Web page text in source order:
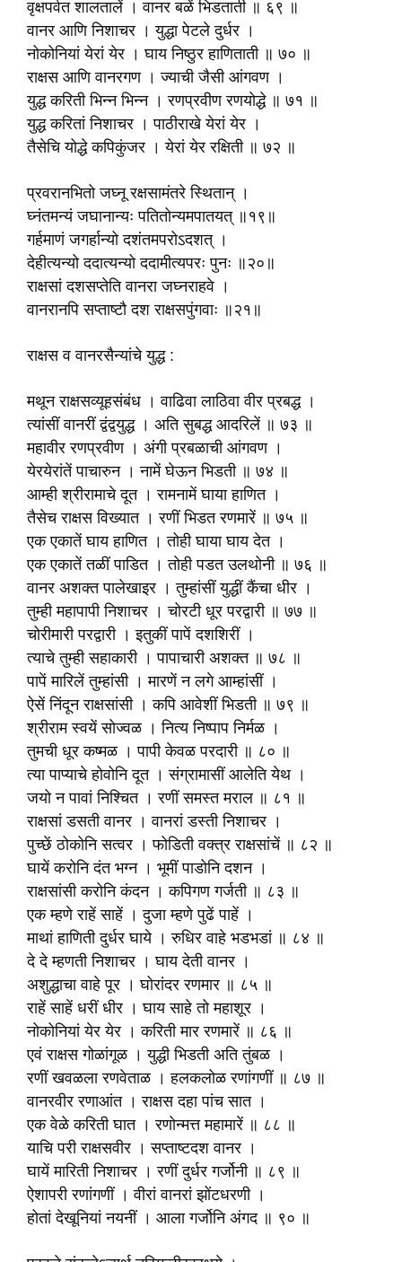
वृक्षपर्वत शालतालें । वानर बळें भिडताती ॥ ६९ ॥
वानर आणि निशाचर । युद्धा पेटले दुर्धर ।
नोकोनियां येरां येर । घाय निष्ठुर हाणिताती ॥ ७० ॥
राक्षस आणि वानरगण । ज्याची जैसी आंगवण ।
युद्ध करिती भिन्न भिन्न । रणप्रवीण रणयोद्धे ॥ ७१ ॥
युद्ध करितां निशाचर । पाठीराखे येरां येर ।
तैसेचि योद्धे कपिकुंजर । येरां येर रक्षिती ॥ ७२ ॥
प्रवरानभितो जघ्नू रक्षसामंतरे स्थितान् ।
घ्नंतमन्यं जघानान्यः पतितोन्यमपातयत् ॥१९॥
गर्हमाणं जगर्हान्यो दशंतमपरोऽदशत् ।
देहीत्यन्यो ददात्यन्यो ददामीत्यपरः पुनः ॥२०॥
राक्षसां दशसप्तेति वानरा जघ्नराहवे ।
वानरानपि सप्ताष्टौ दश राक्षसपुंगवाः ॥२१॥
राक्षस व वानरसैन्यांचे युद्ध :
मथून राक्षसव्यूहसंबंध । वाढिवा लाठिवा वीर प्रबद्ध ।
त्यांसीं वानरीं द्वंद्वयुद्ध । अति सुबद्ध आदरिलें ॥ ७३ ॥
महावीर रणप्रवीण । अंगी प्रबळाची आंगवण ।
येरयेरांतें पाचारुन । नामें घेऊन भिडती ॥ ७४ ॥
आम्ही श्रीरामाचे दूत । रामनामें घाया हाणित ।
तैसेच राक्षस विख्यात । रणीं भिडत रणमारें ॥ ७५ ॥
एक एकातें घाय हाणित । तोही घाया घाय देत ।
एक एकातें तळीं पाडित । तोही पडत उलथोनी ॥ ७६ ॥
वानर अशक्त पालेखाइर । तुम्हांसीं युद्धीं कैंचा धीर ।
तुम्ही महापापी निशाचर । चोरटी धूर परद्वारी ॥ ७७ ॥
चोरीमारी परद्वारी । इतुकीं पापें दशशिरीं ।
त्याचे तुम्ही सहाकारी । पापाचारी अशक्त ॥ ७८ ॥
पापें मारिलें तुम्हांसी । मारणें न लगे आम्हांसीं ।
ऐसें निंदून राक्षसांसी । कपि आवेशीं भिडती ॥ ७९ ॥
श्रीराम स्वयें सोज्वळ । नित्य निष्पाप निर्मळ ।
तुमची धूर कष्मळ । पापी केवळ परदारी ॥ ८० ॥
त्या पाप्याचे होवोनि दूत । संग्रामासीं आलेति येथ ।
जयो न पावां निश्चित । रणीं समस्त मराल ॥ ८१ ॥
राक्षसां डसती वानर । वानरां डस्ती निशाचर ।
पुच्छें ठोकोनि सत्वर । फोडिती वक्त्र राक्षसांचें ॥ ८२ ॥
घायें करोनि दंत भग्न । भूमीं पाडोनि दशन ।
राक्षसांसी करोनि कंदन । कपिगण गर्जती ॥ ८३ ॥
एक म्हणे राहें साहें । दुजा म्हणे पुढें पाहें ।
माथां हाणिती दुर्धर घाये । रुधिर वाहे भडभडां ॥ ८४ ॥
दे दे म्हणती निशाचर । घाय देती वानर ।
अशुद्धाचा वाहे पूर । घोरांदर रणमार ॥ ८५ ॥
राहें साहें धरीं धीर । घाय साहे तो महाशूर ।
नोकोनियां येर येर । करिती मार रणमारें ॥ ८६ ॥
एवं राक्षस गोळांगूळ । युद्धी भिडती अति तुंबळ ।
रणीं खवळला रणवेताळ । हलकलोळ रणांगणीं ॥ ८७ ॥
वानरवीर रणाआंत । राक्षस दहा पांच सात ।
एक वेळे करिती घात । रणोन्मत्त महामारें ॥ ८८ ॥
याचि परी राक्षसवीर । सप्ताष्टदश वानर ।
घायें मारिती निशाचर । रणीं दुर्धर गर्जोनी ॥ ८९ ॥
ऐशापरी रणांगणीं । वीरां वानरां झोंटधरणी ।
होतां देखूनियां नयनीं । आला गर्जोनि अंगद ॥ ९० ॥